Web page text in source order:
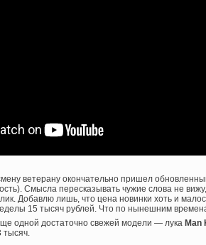
ветерану окончательно пришел
Смысла пересказывать чужие слова не
Добавлю лишь, что цена новинки хоть и
15 тысяч рублей. Что по нынешним
одной достаточно свежей модели — лука Man
тысяч.